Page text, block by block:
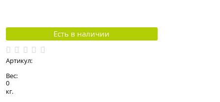
Есть в наличии
Артикул:
Вес:
0
кг.